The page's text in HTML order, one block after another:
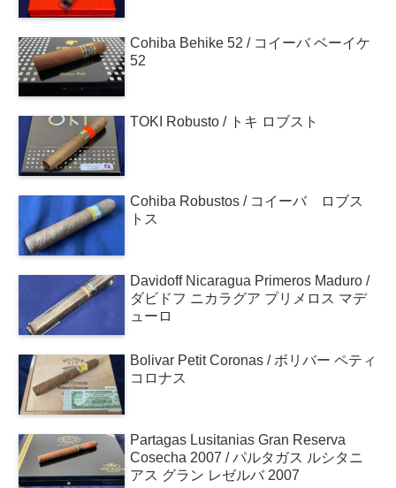
Cohiba Behike 52 / コイーバ ベーイケ
52
TOKI Robusto / トキ ロブスト
Cohiba Robustos / コイーバ ロブス
トス
Davidoff Nicaragua Primeros Maduro /
ダビドフ ニカラグア プリメロス マデ
ューロ
Bolivar Petit Coronas / ボリバー ペティ
コロナス
Partagas Lusitanias Gran Reserva
Cosecha 2007 / パルタガス ルシタニ
アス グラン レゼルバ 2007